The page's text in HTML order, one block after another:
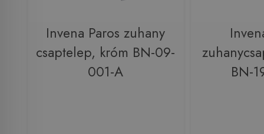
Invena Paros zuhany
csaptelep, króm BN-09-
001-A
BN-